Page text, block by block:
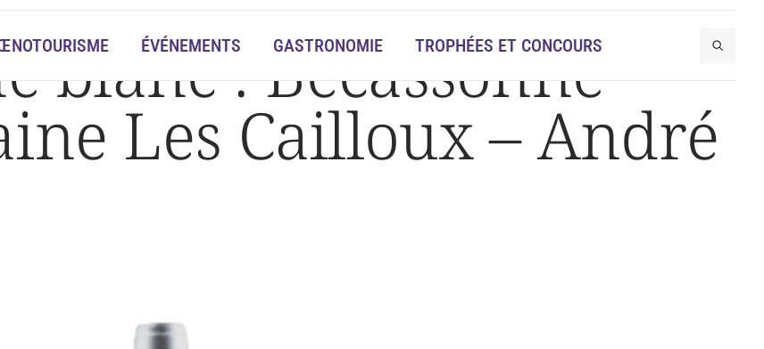
ÉVÉNEMENTS GASTRONOMIE TROPHÉES ET CONCOURS
Cailloux – André Brunel
blanc : Bécassonne
Les Cailloux – André